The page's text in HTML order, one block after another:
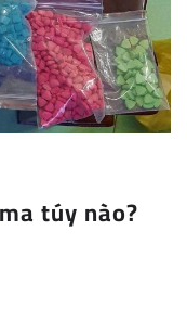
túy nào?